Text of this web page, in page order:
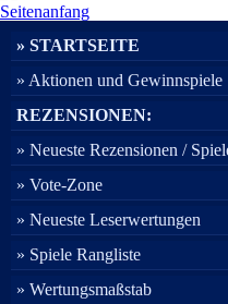
Seitenanfang
» STARTSEITE
» Aktionen und Gewinnspiele
REZENSIONEN:
» Neueste Rezensionen /
» Vote-Zone
» Neueste Leserwertungen
» Spiele Rangliste
» Wertungsmaßstab